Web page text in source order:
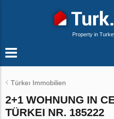
Property in
Türkeı Immobilien
2+1 WOHNUNG IN
TÜRKEI NR. 185222